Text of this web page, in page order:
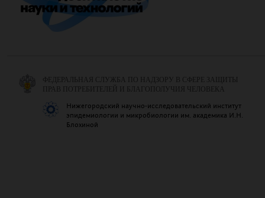
ФЕДЕРАЛЬНАЯ СЛУЖБА ПО НАДЗОРУ В СФЕРЕ ЗАЩИТЫ
ПРАВ ПОТРЕБИТЕЛЕЙ И БЛАГОПОЛУЧИЯ ЧЕЛОВЕКА
Нижегородский научно-исследовательский институт
эпидемиологии и микробиологии им. академика И.Н.
Блохиной